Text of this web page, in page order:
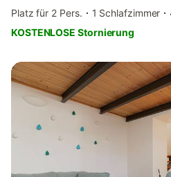
Platz für 2 Pers.
1 Schlafzimmer
KOSTENLOSE Stornierung